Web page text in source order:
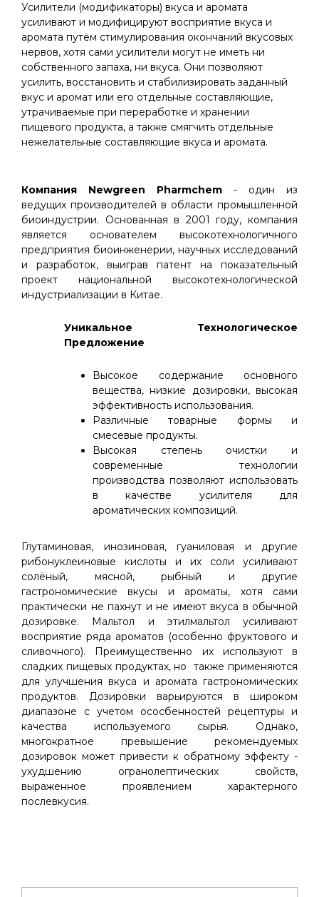
Усилители (модификаторы) вкуса и аромата
усиливают и модифицируют восприятие вкуса и
аромата путём стимулирования окончаний вкусовых
нервов, хотя сами усилители могут не иметь ни
собственного запаха, ни вкуса. Они позволяют
усилить, восстановить и стабилизировать заданный
вкус и аромат или его отдельные составляющие,
утрачиваемые при переработке и хранении
пищевого продукта, а также смягчить отдельные
нежелательные составляющие вкуса и аромата.
Компания Newgreen Pharmchem - один из
ведущих производителей в области промышленной
биоиндустрии. Основанная в 2001 году, компания
является основателем высокотехнологичного
предприятия биоинженерии, научных исследований
и разработок, выиграв патент на показательный
проект национальной высокотехнологической
индустриализации в Китае.
Уникальное Технологическое
Предложение
Высокое содержание основного
вещества, низкие дозировки, высокая
эффективность использования.
Различные товарные формы и
смесевые продукты.
Высокая степень очистки и
современные технологии
производства позволяют использовать
в качестве усилителя для
ароматических композиций.
Глутаминовая, инозиновая, гуаниловая и другие
рибонуклеиновые кислоты и их соли усиливают
солёный, мясной, рыбный и другие
гастрономические вкусы и ароматы, хотя сами
практически не пахнут и не имеют вкуса в обычной
дозировке. Мальтол и этилмальтол усиливают
восприятие ряда ароматов (особенно фруктового и
сливочного). Преимущественно их используют в
сладких пищевых продуктах, но также применяются
для улучшения вкуса и аромата гастрономических
продуктов. Дозировки варьируются в широком
диапазоне с учетом ососбенностей рецептуры и
качества используемого сырья. Однако,
многократное превышение рекомендуемых
дозировок может привести к обратному эффекту -
ухудшению огранолептических свойств,
выраженное проявлением характерного
послевкусия.